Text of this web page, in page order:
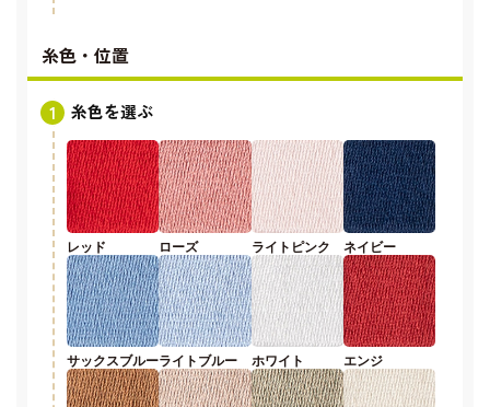
糸色・位置
糸色を選ぶ
レッド ローズ ライトピンク ネイビー
サックスブルーライトブルー ホワイト エンジ